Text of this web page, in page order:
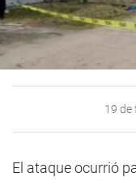
19 de
El ataque ocurrió